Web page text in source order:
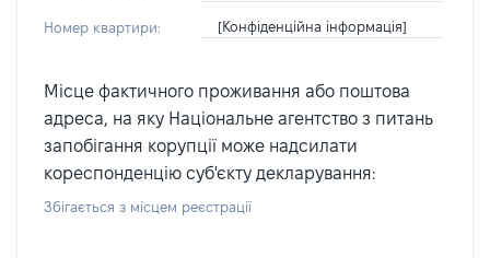
Номер квартири: [Конфіденційна інформація]
Місце фактичного проживання або поштова
адреса, на яку Національне агентство з питань
запобігання корупції може надсилати
кореспонденцію суб'єкту декларування:
Збігається з місцем реєстрації